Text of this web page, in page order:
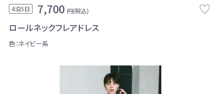
4泊5日 7,700 円(税込)
ロールネックフレアドレス
色：ネイビー系